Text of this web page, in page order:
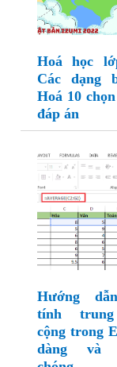
Hoá học
Các dạng
Hoá 10
đáp án
Hướng
tính
cộng trong
dàng và